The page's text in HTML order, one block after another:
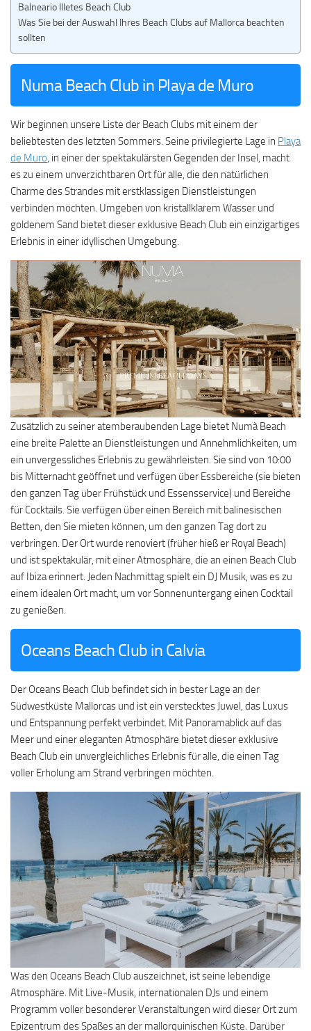
Balneario Illetes Beach Club
Was Sie bei der Auswahl Ihres Beach Clubs auf Mallorca beachten
sollten
Numa Beach Club in Playa de Muro
Wir beginnen unsere Liste der Beach Clubs mit einem der
beliebtesten des letzten Sommers. Seine privilegierte Lage in Playa
de Muro , in einer der spektakulärsten Gegenden der Insel, macht
es zu einem unverzichtbaren Ort für alle, die den natürlichen
Charme des Strandes mit erstklassigen Dienstleistungen
verbinden möchten. Umgeben von kristallklarem Wasser und
goldenem Sand bietet dieser exklusive Beach Club ein einzigartiges
Erlebnis in einer idyllischen Umgebung.
Zusätzlich zu seiner atemberaubenden Lage bietet Numà Beach
eine breite Palette an Dienstleistungen und Annehmlichkeiten, um
ein unvergessliches Erlebnis zu gewährleisten. Sie sind von 10:00
bis Mitternacht geöffnet und verfügen über Essbereiche (sie bieten
den ganzen Tag über Frühstück und Essensservice) und Bereiche
für Cocktails. Sie verfügen über einen Bereich mit balinesischen
Betten, den Sie mieten können, um den ganzen Tag dort zu
verbringen. Der Ort wurde renoviert (früher hieß er Royal Beach)
und ist spektakulär, mit einer Atmosphäre, die an einen Beach Club
auf Ibiza erinnert. Jeden Nachmittag spielt ein DJ Musik, was es zu
einem idealen Ort macht, um vor Sonnenuntergang einen Cocktail
zu genießen.
Oceans Beach Club in Calvia
Der Oceans Beach Club befindet sich in bester Lage an der
Südwestküste Mallorcas und ist ein verstecktes Juwel, das Luxus
und Entspannung perfekt verbindet. Mit Panoramablick auf das
Meer und einer eleganten Atmosphäre bietet dieser exklusive
Beach Club ein unvergleichliches Erlebnis für alle, die einen Tag
voller Erholung am Strand verbringen möchten.
Was den Oceans Beach Club auszeichnet, ist seine lebendige
Atmosphäre. Mit Live-Musik, internationalen DJs und einem
Programm voller besonderer Veranstaltungen wird dieser Ort zum
Epizentrum des Spaßes an der mallorquinischen Küste. Darüber